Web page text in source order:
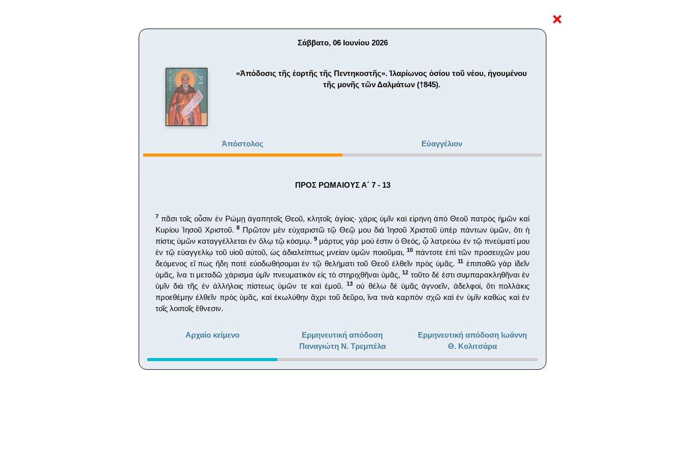
❌
Σάββατο, 06 Ιουνίου 2026
«Ἀπόδοσις τῆς ἑορτῆς τῆς Πεντηκοστῆς». Ἱλαρίωνος ὁσίου τοῦ νέου, ἡγουμένου
τῆς μονῆς τῶν Δαλμάτων (†845).
Ἀπόστολος Εὐαγγέλιον
ΠΡΟΣ ΡΩΜΑΙΟΥΣ Α´ 7 - 13
7 πᾶσι τοῖς οὖσιν ἐν Ρώμῃ ἀγαπητοῖς Θεοῦ, κλητοῖς ἁγίοις· χάρις ὑμῖν καὶ εἰρήνη ἀπὸ Θεοῦ πατρὸς ἡμῶν καὶ
Κυρίου Ἰησοῦ Χριστοῦ.8 Πρῶτον μὲν εὐχαριστῶ τῷ Θεῷ μου διὰ Ἰησοῦ Χριστοῦ ὑπὲρ πάντων ὑμῶν, ὅτι ἡ
πίστις ὑμῶν καταγγέλλεται ἐν ὅλῳ τῷ κόσμῳ.9 μάρτυς γάρ μού ἐστιν ὁ Θεός, ᾧ λατρεύω ἐν τῷ πνεύματί μου
ἐν τῷ εὐαγγελίῳ τοῦ υἱοῦ αὐτοῦ, ὡς ἀδιαλείπτως μνείαν ὑμῶν ποιοῦμαι,10 πάντοτε ἐπὶ τῶν προσευχῶν μου
δεόμενος εἴ πως ἤδη ποτὲ εὐοδωθήσομαι ἐν τῷ θελήματι τοῦ Θεοῦ ἐλθεῖν πρὸς ὑμᾶς. 11ἐπιποθῶ γὰρ ἰδεῖν
ὑμᾶς, ἵνα τι μεταδῶ χάρισμα ὑμῖν πνευματικὸν εἰς τὸ στηριχθῆναι ὑμᾶς,12 τοῦτο δέ ἐστι συμπαρακληθῆναι ἐν
ὑμῖν διὰ τῆς ἐν ἀλλήλοις πίστεως ὑμῶν τε καὶ ἐμοῦ.13 οὐ θέλω δὲ ὑμᾶς ἀγνοεῖν, ἀδελφοί, ὅτι πολλάκις
προεθέμην ἐλθεῖν πρὸς ὑμᾶς, καὶ ἐκωλύθην ἄχρι τοῦ δεῦρο, ἵνα τινὰ καρπὸν σχῶ καὶ ἐν ὑμῖν καθὼς καὶ ἐν
τοῖς λοιποῖς ἔθνεσιν.
Αρχαίο κείμενο
Ερμηνευτική απόδοση
Παναγιώτη Ν. Τρεμπέλα
Ερμηνευτική απόδοση Ιωάννη
Θ. Κολιτσάρα